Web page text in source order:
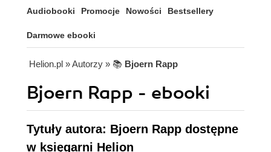
Audiobooki Promocje Nowości Bestsellery
Darmowe ebooki
Helion.pl » Autorzy » 📚 Bjoern Rapp
Bjoern Rapp - ebooki
Tytuły autora: Bjoern Rapp dostępne
w księgarni Helion